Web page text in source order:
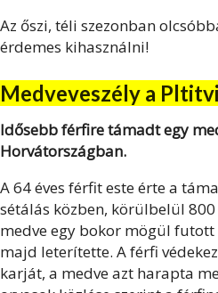
Az őszi, téli szezonban
érdemes kihasználni!
Medveveszély a
Idősebb férfire támadt egy
Horvátországban.
A 64 éves férfit este érte a
sétálás közben, körülbelül
medve egy bokor mögül
majd leterítette. A férfi
karját, a medve azt harapta